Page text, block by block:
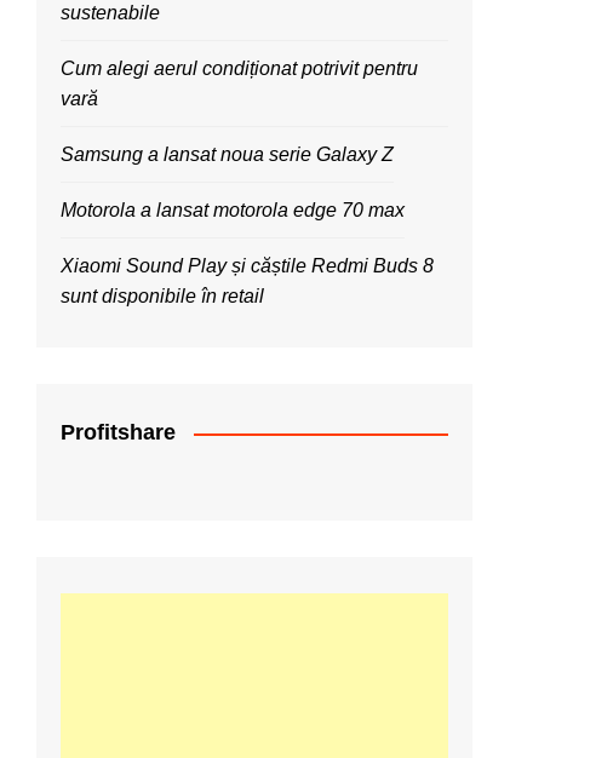
sustenabile
Cum alegi aerul condiționat potrivit pentru
vară
Samsung a lansat noua serie Galaxy Z
Motorola a lansat motorola edge 70 max
Xiaomi Sound Play și căștile Redmi Buds 8
sunt disponibile în retail
Profitshare